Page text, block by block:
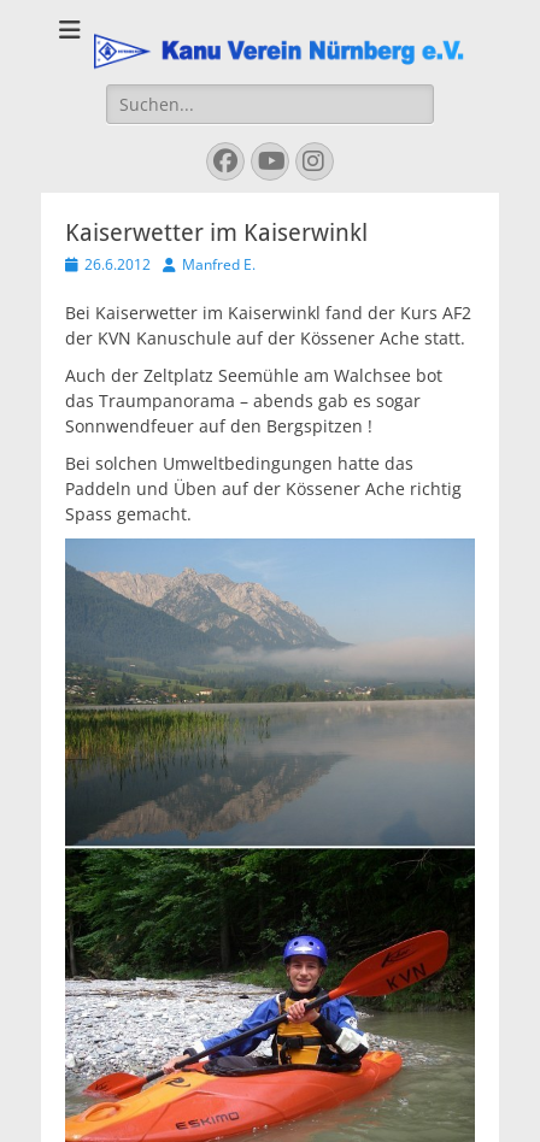
Kanu Verein
Nuernberg
Suchen
nach:
Facebook
YouTube
Instagram
Kaiserwetter im Kaiserwinkl
Veröffentlicht
26.6.2012 AutorManfred E.
Bei Kaiserwetter im Kaiserwinkl fand der Kurs AF2
der KVN Kanuschule auf der Kössener Ache statt.
Auch der Zeltplatz Seemühle am Walchsee bot
das Traumpanorama – abends gab es sogar
Sonnwendfeuer auf den Bergspitzen !
Bei solchen Umweltbedingungen hatte das
Paddeln und Üben auf der Kössener Ache richtig
Spass gemacht.